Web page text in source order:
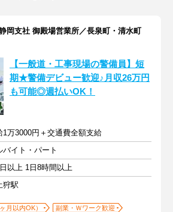
岡支社 御殿場営業所／長泉町・清水町
【一般道・工事現場の警備員】短
期★警備デビュー歓迎♪月収26万円
も可能◎週払いOK！
1万3000円＋交通費全額支給
バイト・パート
以上 1日8時間以上
狩駅
月以内OK）
副業・Ｗワーク歓迎